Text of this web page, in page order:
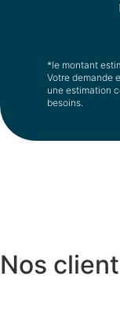
*le montant
Votre demande
une estimation
besoins.
Nos